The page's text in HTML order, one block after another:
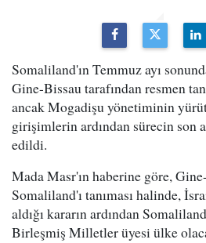
Somaliland'ın Temmuz ayı
Gine-Bissau tarafından resmen
ancak Mogadişu yönetiminin
girişimlerin ardından sürecin son
edildi.
Mada Masr'ın haberine göre,
Somaliland'ı tanıması halinde,
aldığı kararın ardından
Birleşmiş Milletler üyesi ülke